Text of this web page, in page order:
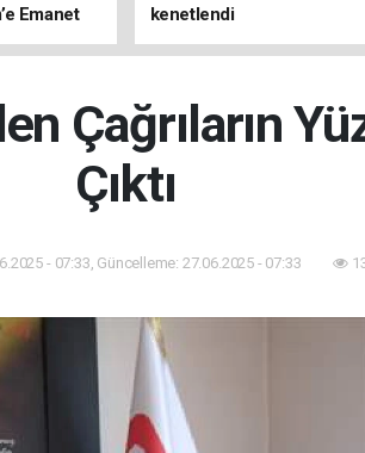
Emanet
kenetlendi
Çağrıların
Çıktı
- 07:33, Güncelleme: 27.06.2025 - 07:33